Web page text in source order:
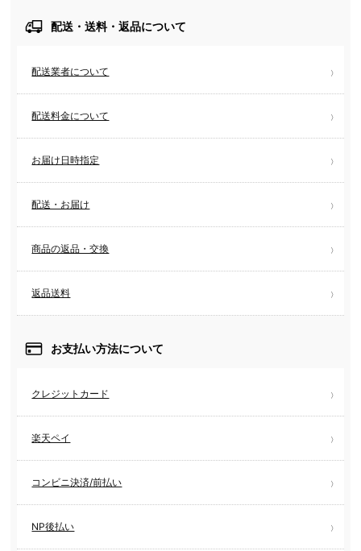
配送・送料・返品について
配送業者について
配送料金について
お届け日時指定
配送・お届け
商品の返品・交換
返品送料
お支払い方法について
クレジットカード
楽天ペイ
コンビニ決済/前払い
NP後払い